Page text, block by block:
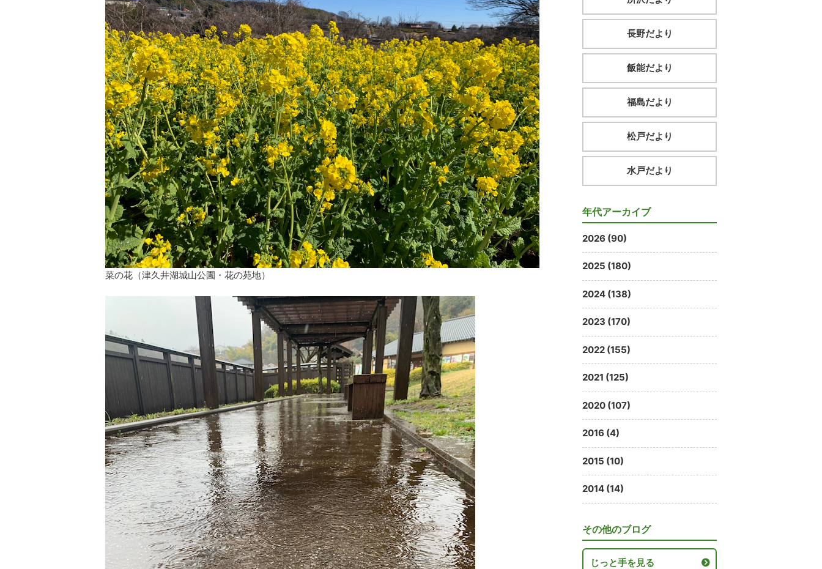
菜の花（津久井湖城山公園・花の苑地）
長野だより
飯能だより
福島だより
松戸だより
水戸だより
年代アーカイブ
2026 (90)
2025 (180)
2024 (138)
2023 (170)
2022 (155)
2021 (125)
2020 (107)
2016 (4)
2015 (10)
2014 (14)
その他のブログ
じっと手を見る